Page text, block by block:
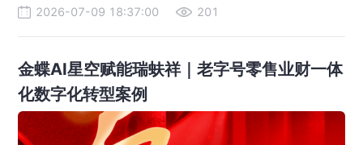
2026-07-09 18:37:00 201
金蝶AI星空赋能瑞蚨祥｜老字号零售业财一体
化数字化转型案例